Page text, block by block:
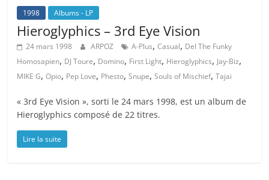
1998 Albums - LP
Hieroglyphics – 3rd Eye Vision
24 mars 1998 ARPOZ A-Plus,Casual, Del The Funky
Homosapien, DJ Toure, Domino, First Light, Hieroglyphics, Jay-Biz,
MIKE G,Opio, Pep Love, Phesto,Snupe,Souls of Mischief,Tajai
« 3rd Eye Vision », sorti le 24 mars 1998, est un album de
Hieroglyphics composé de 22 titres.
Lire la suite